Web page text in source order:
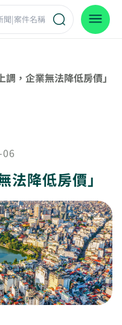
調，企業無法降低房價」
法降低房價」